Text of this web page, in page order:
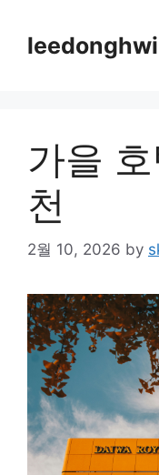
content
가을
천
2월 10, 2026 by